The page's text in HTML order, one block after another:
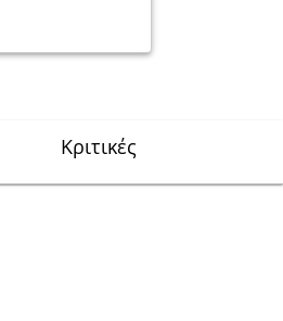
Κριτικές